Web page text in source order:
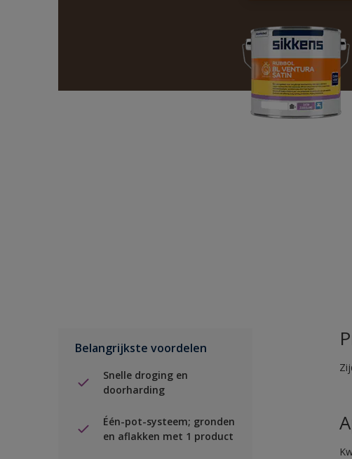
Belangrijkste voordelen
Snelle droging en
doorharding
Één-pot-systeem; gronden
en aflakken met 1 product